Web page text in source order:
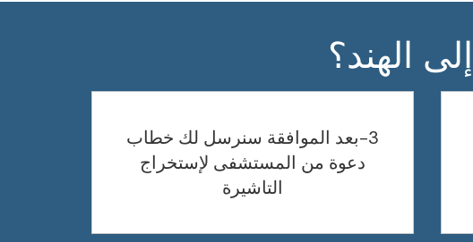
الهند؟
3-بعد الموافقة سنرسل لك خطاب
دعوة من المستشفى لإستخراج
التاشيرة